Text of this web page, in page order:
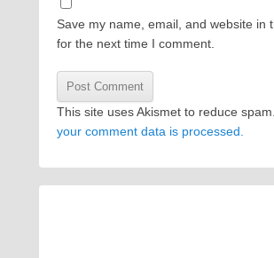
Save my name, email, and website in
for the next time I comment.
This site uses Akismet to reduce spam.
your comment data is processed.